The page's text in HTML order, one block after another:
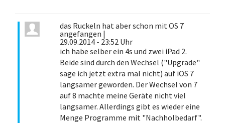
das Ruckeln hat aber schon mit OS 7
angefangen |
29.09.2014 - 23:52 Uhr
ich habe selber ein 4s und zwei iPad 2.
Beide sind durch den Wechsel ("Upgrade"
sage ich jetzt extra mal nicht) auf iOS 7
langsamer geworden. Der Wechsel von 7
auf 8 machte meine Geräte nicht viel
langsamer. Allerdings gibt es wieder eine
Menge Programme mit "Nachholbedarf".